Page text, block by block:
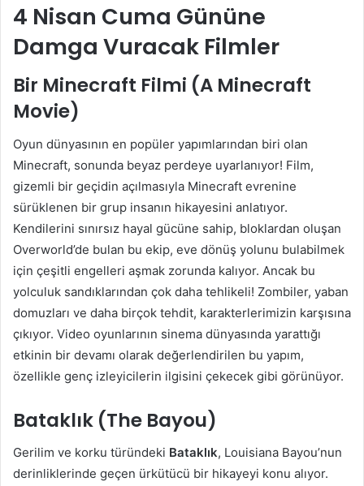
4 Nisan Cuma Gününe
Damga Vuracak Filmler
Bir Minecraft Filmi (A Minecraft
Movie)
Oyun dünyasının en popüler yapımlarından biri olan
Minecraft, sonunda beyaz perdeye uyarlanıyor! Film,
gizemli bir geçidin açılmasıyla Minecraft evrenine
sürüklenen bir grup insanın hikayesini anlatıyor.
Kendilerini sınırsız hayal gücüne sahip, bloklardan oluşan
Overworld’de bulan bu ekip, eve dönüş yolunu bulabilmek
için çeşitli engelleri aşmak zorunda kalıyor. Ancak bu
yolculuk sandıklarından çok daha tehlikeli! Zombiler, yaban
domuzları ve daha birçok tehdit, karakterlerimizin karşısına
çıkıyor. Video oyunlarının sinema dünyasında yarattığı
etkinin bir devamı olarak değerlendirilen bu yapım,
özellikle genç izleyicilerin ilgisini çekecek gibi görünüyor.
Bataklık (The Bayou)
Gerilim ve korku türündeki Bataklık, Louisiana Bayou’nun
derinliklerinde geçen ürkütücü bir hikayeyi konu alıyor.